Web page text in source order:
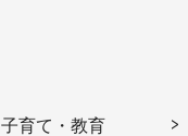
子育て・教育